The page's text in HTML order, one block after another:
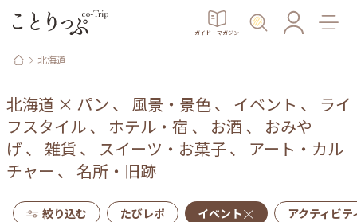
ガイド・マガジン
北海道
北海道 × パン 、 風景・景色、 イベント 、 ライ
フスタイル、 ホテル・宿 、 お酒 、 おみや
げ 、 雑貨 、 スイーツ・お菓子、 アート・カル
チャー 、 名所・旧跡
絞り込む たびレポ イベント アクティビテ